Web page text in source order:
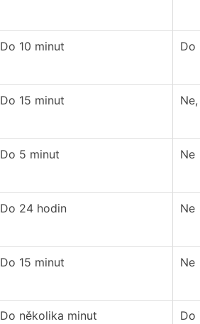
Do 10 minut Do
Do 15 minut
Do 5 minut Ne
Do 24 hodin Ne
Do 15 minut Ne
Do několika minut Do